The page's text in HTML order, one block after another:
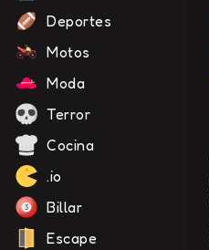
Deportes
Motos
Moda
Terror
Cocina
.io
Billar
Escape